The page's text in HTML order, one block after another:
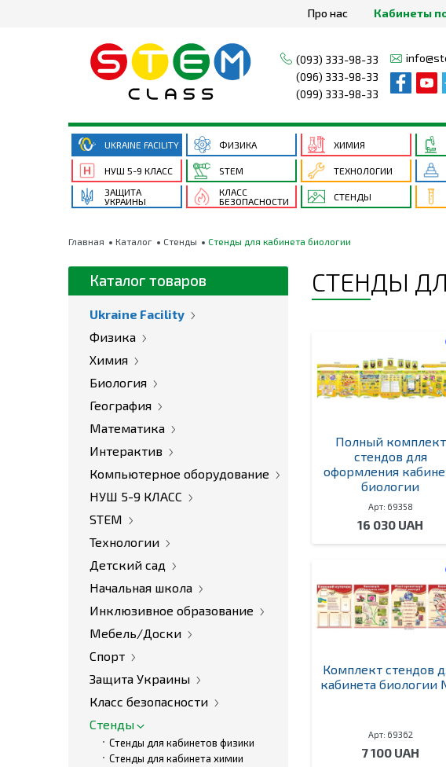
Про нас Кабинеты
(093) 333-98-33
(096) 333-98-33
(099) 333-98-33
UKRAINE FACILITY ФИЗИКА ХИМИЯ
НУШ 5-9 КЛАСС
STEM ТЕХНОЛОГИИ
ЗАЩИТА
УКРАИНЫ
КЛАСС
БЕЗОПАСНОСТИ
СТЕНДЫ
Главная Каталог Стенды Стенды для кабинета биологии
Каталог товаров
Ukraine Facility
Физика
Химия
Биология
География
Математика
Интерактив
Компьютерное оборудование
НУШ 5-9 КЛАСС
STEM
Технологии
Детский сад
Начальная школа
Инклюзивное образование
Мебель/Доски
Спорт
Защита Украины
Класс безопасности
Стенды
Стенды для кабинетов физики
Стенды для кабинета химии
СТЕНДЫ
Полный комплект
стендов для
оформления
биологии
Арт: 69358
16 030 UAH
Комплект стендов
кабинета биологии
Арт: 69362
7 100 UAH